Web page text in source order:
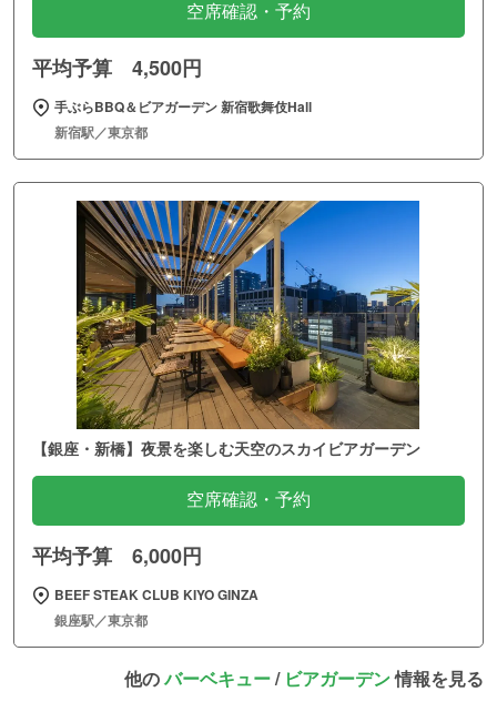
空席確認・予約
平均予算 4,500円
手ぶらBBQ＆ビアガーデン 新宿歌舞伎Hall
新宿駅／東京都
【銀座・新橋】夜景を楽しむ天空のスカイビアガーデン
空席確認・予約
平均予算 6,000円
BEEF STEAK CLUB KIYO GINZA
銀座駅／東京都
他のバーベキュー/ ビアガーデン情報を見る